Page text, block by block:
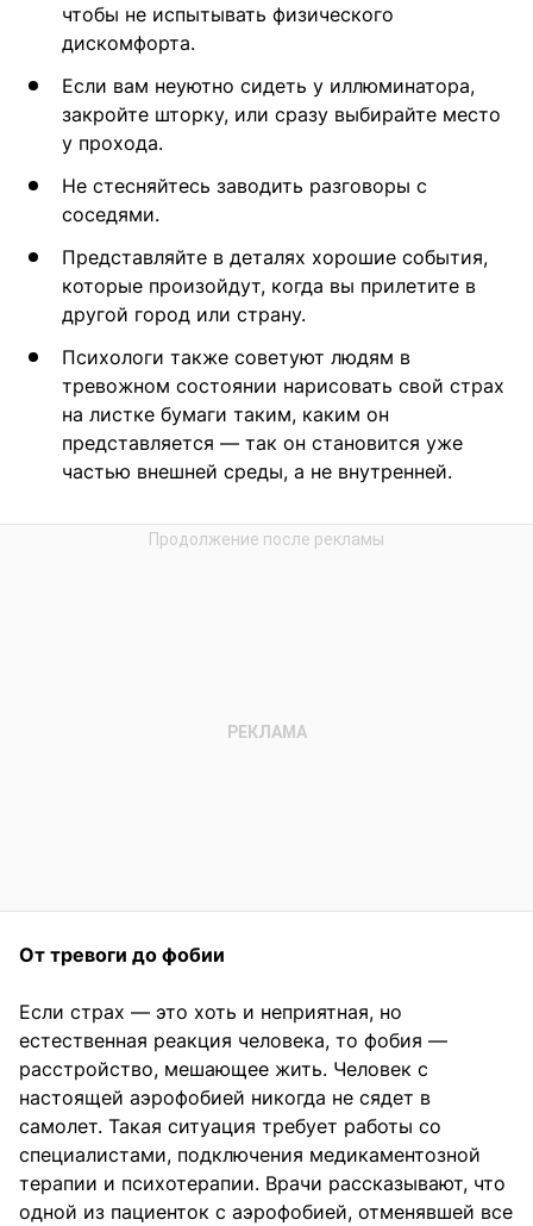
чтобы не испытывать физического
дискомфорта.
Если вам неуютно сидеть у иллюминатора,
закройте шторку, или сразу выбирайте место
у прохода.
Не стесняйтесь заводить разговоры с
соседями.
Представляйте в деталях хорошие события,
которые произойдут, когда вы прилетите в
другой город или страну.
Психологи также советуют людям в
тревожном состоянии нарисовать свой страх
на листке бумаги таким, каким он
представляется — так он становится уже
частью внешней среды, а не внутренней.
От тревоги до фобии
Если страх — это хоть и неприятная, но
естественная реакция человека, то фобия —
расстройство, мешающее жить. Человек с
настоящей аэрофобией никогда не сядет в
самолет. Такая ситуация требует работы со
специалистами, подключения медикаментозной
терапии и психотерапии. Врачи рассказывают, что
одной из пациенток с аэрофобией, отменявшей все